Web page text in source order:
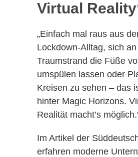
Virtual
„Einfach mal raus aus
Lockdown-Alltag, sich
Traumstrand die Füße
umspülen lassen oder
Kreisen zu sehen – das
hinter Magic Horizons.
Realität macht’s
Im Artikel der
erfahren moderne